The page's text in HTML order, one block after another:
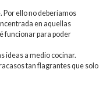
Por ello no deberíamos
en aquellas
funcionar para poder
ideas a medio cocinar.
tan flagrantes que solo